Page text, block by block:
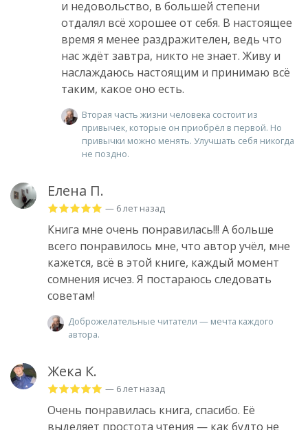
и недовольство, в большей степени
отдалял всё хорошее от себя. В настоящее
время я менее раздражителен, ведь что
нас ждёт завтра, никто не знает. Живу и
наслаждаюсь настоящим и принимаю всё
таким, какое оно есть.
Вторая часть жизни человека состоит из
привычек, которые он приобрёл в первой. Но
привычки можно менять. Улучшать себя никогда
не поздно.
Елена П.
— 6 лет назад
Книга мне очень понравилась!!! А больше
всего понравилось мне, что автор учёл, мне
кажется, всё в этой книге, каждый момент
сомнения исчез. Я постараюсь следовать
советам!
Доброжелательные читатели — мечта каждого
автора.
Жека К.
— 6 лет назад
Очень понравилась книга, спасибо. Её
выделяет простота чтения — как будто не